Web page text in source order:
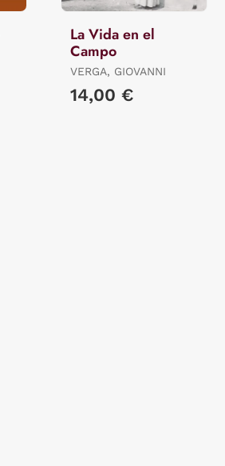
La Vida en el
Campo
VERGA, GIOVANNI
14,00 €